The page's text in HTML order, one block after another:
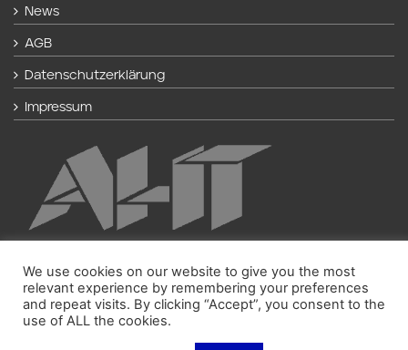
News
AGB
Datenschutzerklärung
Impressum
We use cookies on our website to give you the most
relevant experience by remembering your preferences
and repeat visits. By clicking “Accept”, you consent to the
use of ALL the cookies.